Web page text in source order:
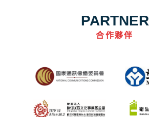
PARTNER
合作夥伴